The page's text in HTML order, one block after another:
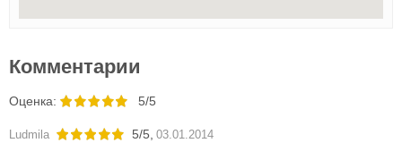
Комментарии
Oценка: 5/5
Ludmila 5/5, 03.01.2014